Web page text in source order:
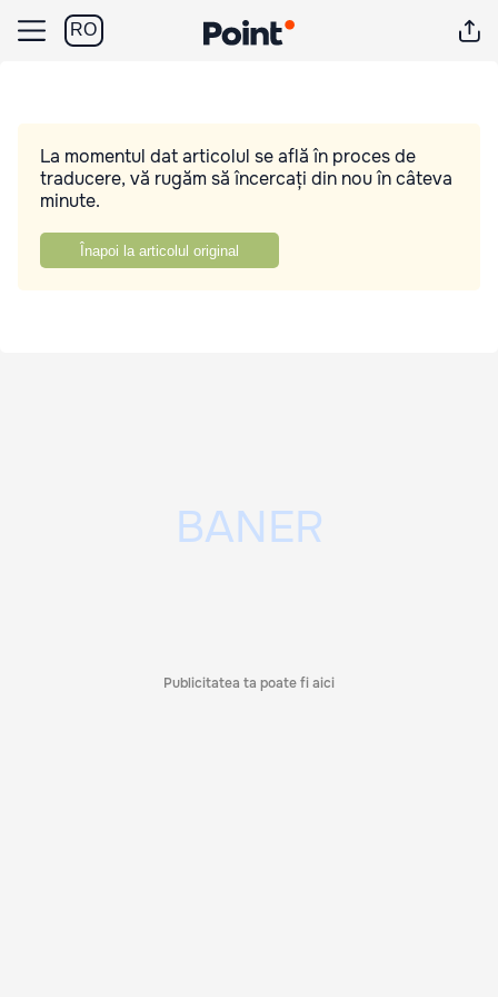
RO
La momentul dat articolul se află în proces de
traducere, vă rugăm să încercați din nou în câteva
minute.
Înapoi la articolul original
Publicitatea ta poate fi aici